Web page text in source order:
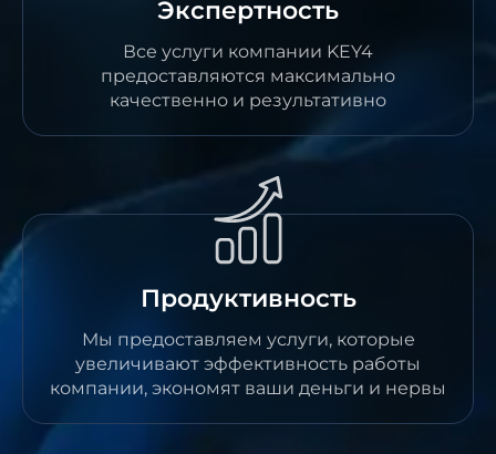
Экспертность
Все услуги компании KEY4
предоставляются максимально
качественно и результативно
Продуктивность
Мы предоставляем услуги, которые
увеличивают эффективность работы
компании, экономят ваши деньги и нервы